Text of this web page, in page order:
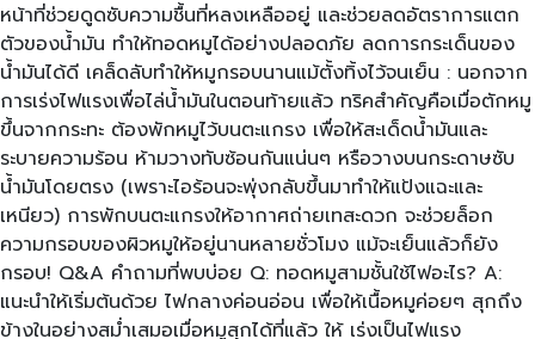
หน้าที่ช่วยดูดซับความชื้นที่หลงเหลืออยู่ และช่วยลดอัตราการแตก
ตัวของน้ำมัน ทำให้ทอดหมูได้อย่างปลอดภัย ลดการกระเด็นของ
น้ำมันได้ดี เคล็ดลับทำให้หมูกรอบนานแม้ตั้งทิ้งไว้จนเย็น : นอกจาก
การเร่งไฟแรงเพื่อไล่น้ำมันในตอนท้ายแล้ว ทริคสำคัญคือเมื่อตักหมู
ขึ้นจากกระทะ ต้องพักหมูไว้บนตะแกรง เพื่อให้สะเด็ดน้ำมันและ
ระบายความร้อน ห้ามวางทับซ้อนกันแน่นๆ หรือวางบนกระดาษซับ
น้ำมันโดยตรง (เพราะไอร้อนจะพุ่งกลับขึ้นมาทำให้แป้งแฉะและ
เหนียว) การพักบนตะแกรงให้อากาศถ่ายเทสะดวก จะช่วยล็อก
ความกรอบของผิวหมูให้อยู่นานหลายชั่วโมง แม้จะเย็นแล้วก็ยัง
กรอบ! Q&A คำถามที่พบบ่อย Q: ทอดหมูสามชั้นใช้ไฟอะไร? A:
แนะนำให้เริ่มต้นด้วย ไฟกลางค่อนอ่อน เพื่อให้เนื้อหมูค่อยๆ สุกถึง
ข้างในอย่างสม่ำเสมอเมื่อหมูสุกได้ที่แล้ว ให้ เร่งเป็นไฟแรง